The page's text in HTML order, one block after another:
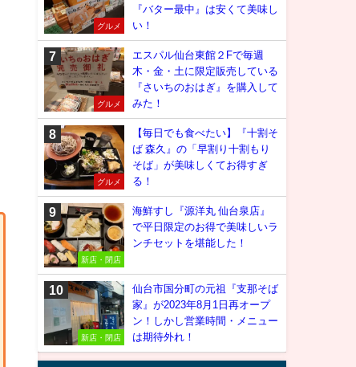
グルメ
『バター最中』は安くて美味し
い！
グルメ
エスパル仙台東館２Fで毎週
木・金・土に限定販売している
『さいちのおはぎ』を購入して
みた！
グルメ
【毎日でも食べたい】『十割そ
ば 森久』の「早割り十割もり
そば」が美味しくてお得すぎ
る！
新店・閉店
海鮮すし『源洋丸 仙台泉店』
で平日限定のお得で美味しいラ
ンチセットを堪能した！
新店・閉店
仙台市国分町の元祖『支那そば
家』が2023年8月1日再オープ
ン！しかし営業時間・メニュー
は期待外れ！